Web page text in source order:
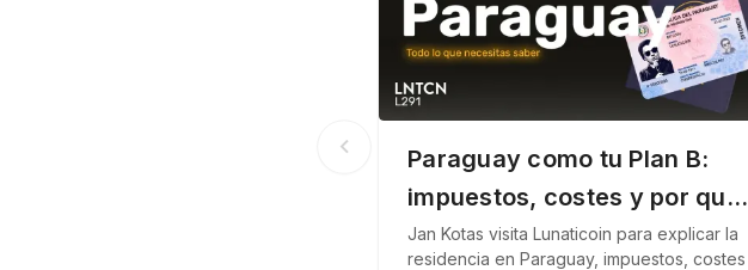
chevron_left
Paraguay como tu Plan B:
impuestos, costes y por qué
vale
Jan Kotas visita Lunaticoin para explicar la
residencia en Paraguay, impuestos, costes